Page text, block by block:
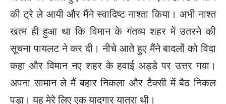
की ट्रे ले आयी और मैंने स्वादिष्ट नाश्ता किया। अभी नाश्त
खत्म ही हुआ था कि विमान के गंतव्य शहर में उतरने की
सूचना पायलट ने कर दी। नीचे आते हुए मैंने बादलों को विदा
कहा और विमान नए शहर के हवाई अड्डे पर उत्तर गया।
अपना सामान ले मैं बहार निकला और टैक्सी में बैठ निकल
पड़ा। यह मेरे लिए एक यादगार यात्रा थी।